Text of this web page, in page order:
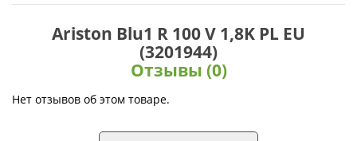
Ariston Blu1 R 100 V 1,8K PL EU
(3201944)
Отзывы (0)
Нет отзывов об этом товаре.